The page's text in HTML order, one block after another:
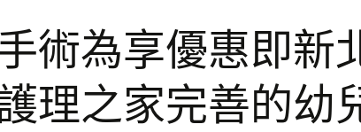
術為享優惠即新
理之家完善的幼